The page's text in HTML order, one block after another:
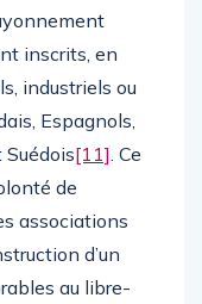
inscrits, en
industriels ou
Espagnols,
[11] . Ce
de
associations
d’un
au libre-